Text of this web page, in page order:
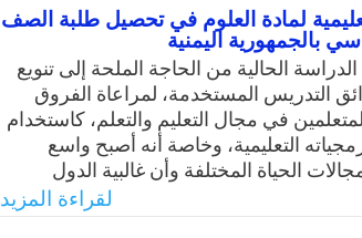
والموجه في المراحل الثلاث توصل الباحث
استخدام السبورة الذكية والاستفادة
تنمية تحصيل الطلبة للمعرفة المرتبطة
البرمجيات التعليمية، من خلال الدمج بين
الذكية ومهارات التفكير ما وراء
سيتم له ذلك؟
Twitter
Email
لمادة العلوم في تحصيل طلبة الصف
بالجمهورية اليمنية
الحالية من الحاجة الملحة إلى تنويع
التدريس المستخدمة، لمراعاة الفروق
في مجال التعليم والتعلم، كاستخدام
التعليمية، وخاصة أنه أصبح واسع
الحياة المختلفة وأن غالبية الدول
الحاسوب وبرمجياته التعليمية بوصفها
في التدريس. ولذا يرى الباحث أهمية إجراء
لقراءة المزيد